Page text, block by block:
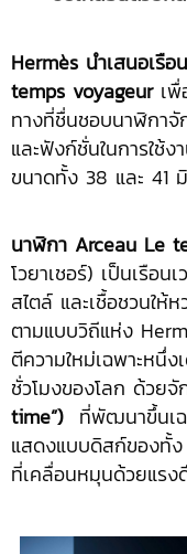
Hermès นำเสนอเรื
temps voyageurเพื่
ทางที่ชื่นชอบนาฬิกา
และฟังก์ชั่นในการใช้
ขนาดทั้ง 38 และ 41
นาฬิกา Arceau Le
โวยาเชอร์) เป็นเรือ
สไตล์ และเชื้อชวนใ
ตามแบบวิถีแห่ง
ตีความใหม่เฉพาะหนึ่
ชั่วโมงของโลก ด้วยจั
time”) ที่พัฒนาขึ้นเฉ
แสดงแบบดิสก์ของทั้ง
ที่เคลื่อนหมุนด้วยแร